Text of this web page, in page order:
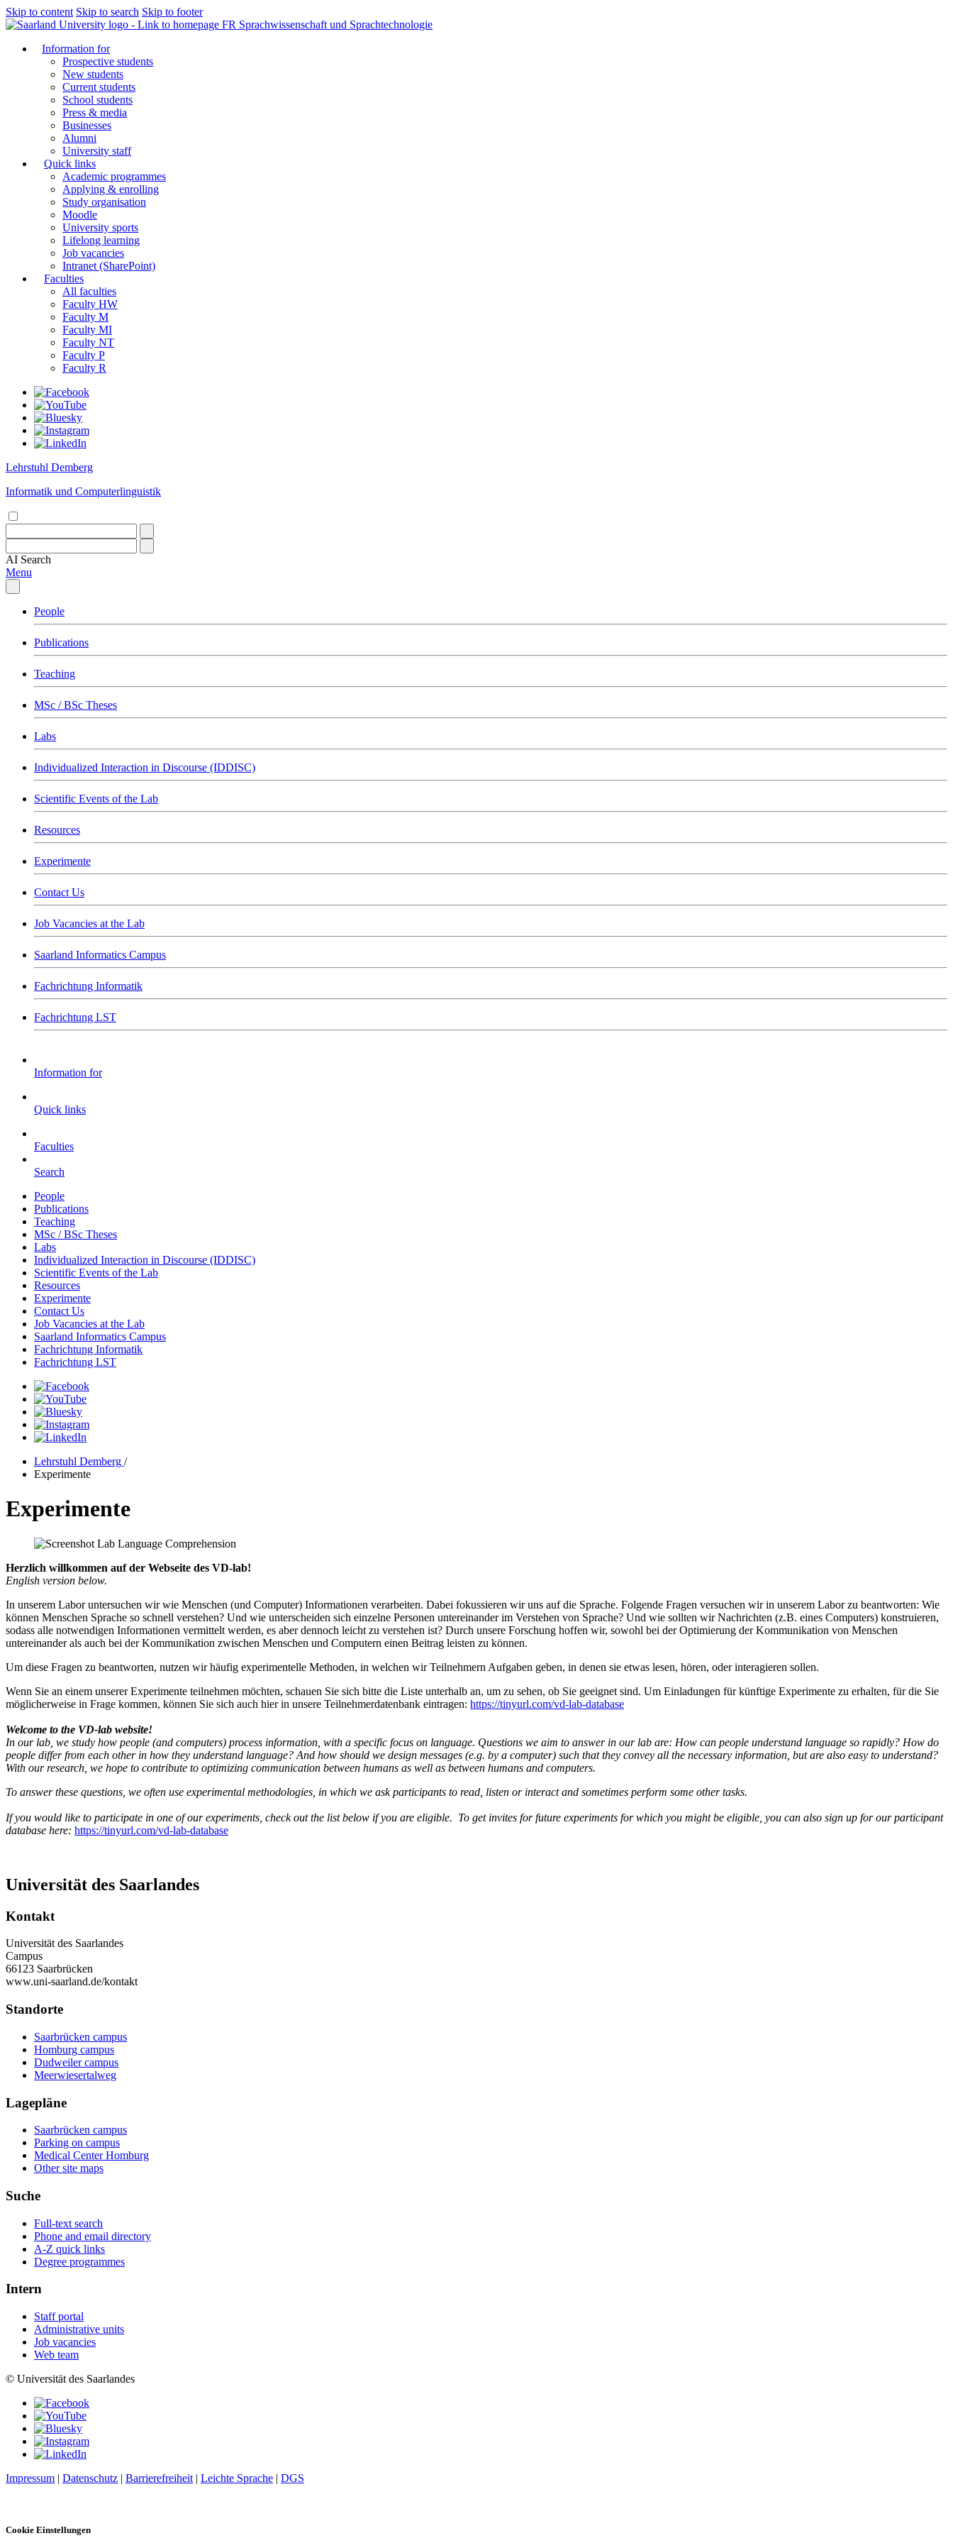
Skip to content Skip to search Skip to footer
FR Sprachwissenschaft und Sprachtechnologie
Information for
Prospective students
New students
Current students
School students
Press & media
Businesses
Alumni
University staff
Quick links
Academic programmes
Applying & enrolling
Study organisation
Moodle
University sports
Lifelong learning
Job vacancies
Intranet (SharePoint)
Faculties
All faculties
Faculty HW
Faculty M
Faculty MI
Faculty NT
Faculty P
Faculty R
Lehrstuhl Demberg
Informatik und Computerlinguistik
AI Search
Menu
People
Publications
Teaching
MSc / BSc Theses
Labs
Individualized Interaction in Discourse (IDDISC)
Scientific Events of the Lab
Resources
Experimente
Contact Us
Job Vacancies at the Lab
Saarland Informatics Campus
Fachrichtung Informatik
Fachrichtung LST
Information for
Quick links
Faculties
Search
People
Publications
Teaching
MSc / BSc Theses
Labs
Individualized Interaction in Discourse (IDDISC)
Scientific Events of the Lab
Resources
Experimente
Contact Us
Job Vacancies at the Lab
Saarland Informatics Campus
Fachrichtung Informatik
Fachrichtung LST
Lehrstuhl Demberg /
Experimente
Experimente
Herzlich willkommen auf der Webseite des VD-lab!
English version below.
In unserem Labor untersuchen wir wie Menschen (und Computer) Informationen verarbeiten. Dabei fokussieren wir uns auf die Sprache. Folgende Fragen versuchen wir in unserem Labor zu beantworten: Wie
können Menschen Sprache so schnell verstehen? Und wie unterscheiden sich einzelne Personen untereinander im Verstehen von Sprache? Und wie sollten wir Nachrichten (z.B. eines Computers) konstruieren,
sodass alle notwendigen Informationen vermittelt werden, es aber dennoch leicht zu verstehen ist? Durch unsere Forschung hoffen wir, sowohl bei der Optimierung der Kommunikation von Menschen
untereinander als auch bei der Kommunikation zwischen Menschen und Computern einen Beitrag leisten zu können.
Um diese Fragen zu beantworten, nutzen wir häufig experimentelle Methoden, in welchen wir Teilnehmern Aufgaben geben, in denen sie etwas lesen, hören, oder interagieren sollen.
Wenn Sie an einem unserer Experimente teilnehmen möchten, schauen Sie sich bitte die Liste unterhalb an, um zu sehen, ob Sie geeignet sind. Um Einladungen für künftige Experimente zu erhalten, für die Sie
möglicherweise in Frage kommen, können Sie sich auch hier in unsere Teilnehmerdatenbank eintragen: https://tinyurl.com/vd-lab-database
Welcome to the VD-lab website!
In our lab, we study how people (and computers) process information, with a specific focus on language. Questions we aim to answer in our lab are: How can people understand language so rapidly? How do
people differ from each other in how they understand language? And how should we design messages (e.g. by a computer) such that they convey all the necessary information, but are also easy to understand?
With our research, we hope to contribute to optimizing communication between humans as well as between humans and computers.
To answer these questions, we often use experimental methodologies, in which we ask participants to read, listen or interact and sometimes perform some other tasks.
If you would like to participate in one of our experiments, check out the list below if you are eligible. To get invites for future experiments for which you might be eligible, you can also sign up for our participant
database here: https://tinyurl.com/vd-lab-database
Universität des Saarlandes
Kontakt
Universität des Saarlandes
Campus
66123 Saarbrücken
www.uni-saarland.de/kontakt
Standorte
Saarbrücken campus
Homburg campus
Dudweiler campus
Meerwiesertalweg
Lagepläne
Saarbrücken campus
Parking on campus
Medical Center Homburg
Other site maps
Suche
Full-text search
Phone and email directory
A-Z quick links
Degree programmes
Intern
Staff portal
Administrative units
Job vacancies
Web team
© Universität des Saarlandes
Impressum | Datenschutz | Barrierefreiheit | Leichte Sprache | DGS
Cookie Einstellungen